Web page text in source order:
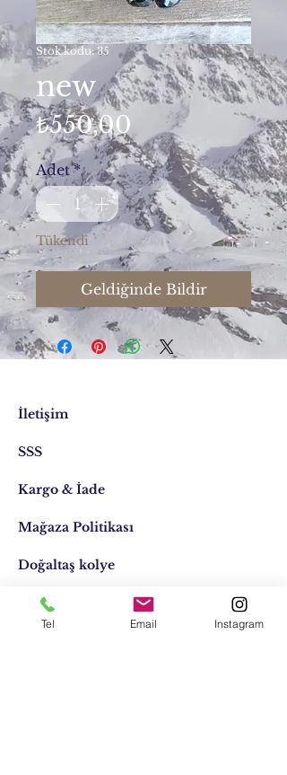
Stok kodu: 35
new
₺550,00 Fiyat
Adet *
Tükendi
Geldiğinde Bildir
İletişim
SSS
Kargo & İade
Mağaza Politikası
Doğaltaş kolye
Doğaltaş kişiye özel
Tel Email Instagram